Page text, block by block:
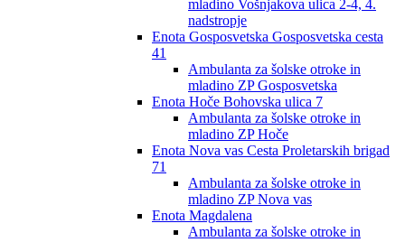
mladino Vošnjakova ulica 2-4, 4.
nadstropje
Enota Gosposvetska Gosposvetska cesta
41
Ambulanta za šolske otroke in
mladino ZP Gosposvetska
Enota Hoče Bohovska ulica 7
Ambulanta za šolske otroke in
mladino ZP Hoče
Enota Nova vas Cesta Proletarskih brigad
71
Ambulanta za šolske otroke in
mladino ZP Nova vas
Enota Magdalena
Ambulanta za šolske otroke in